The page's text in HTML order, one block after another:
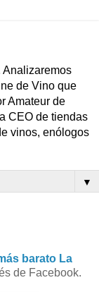
Analizaremos
de Vino que
Amateur de
CEO de tiendas
vinos, enólogos
▼
barato La
de Facebook.